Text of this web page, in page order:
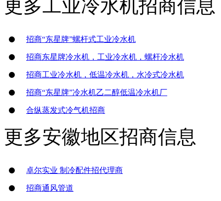
更多工业冷水机招商信息
招商“东星牌”螺杆式工业冷水机
招商东星牌冷水机，工业冷水机，螺杆冷水机
招商工业冷水机，低温冷水机，水冷式冷水机
招商“东星牌”冷水机乙二醇低温冷水机厂
合纵蒸发式冷气机招商
更多安徽地区招商信息
卓尔实业 制冷配件招代理商
招商通风管道